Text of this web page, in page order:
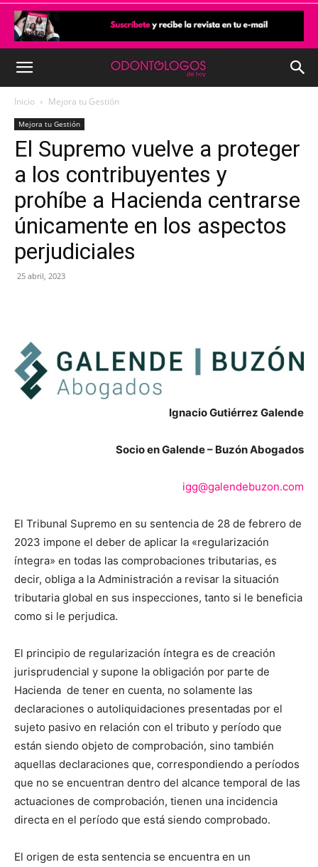
Inicio Mejora tu Gestión
Mejora tu Gestión
El Supremo vuelve a proteger
a los contribuyentes y
prohíbe a Hacienda centrarse
únicamente en los aspectos
perjudiciales
25 abril, 2023
Ignacio Gutiérrez Galende
Socio en Galende – Buzón Abogados
igg@galendebuzon.com
El Tribunal Supremo en su sentencia de 28 de febrero de
2023 impone el deber de aplicar la «regularización
íntegra» en todas las comprobaciones tributarias, es
decir, obliga a la Administración a revisar la situación
tributaria global en sus inspecciones, tanto si le beneficia
como si le perjudica.
El principio de regularización íntegra es de creación
jurisprudencial y supone la obligación por parte de
Hacienda de tener en cuenta, no solamente las
declaraciones o autoliquidaciones presentadas por el
sujeto pasivo en relación con el tributo y período que
están siendo objeto de comprobación, sino también
aquellas declaraciones que, correspondiendo a períodos
que no se encuentran dentro del alcance temporal de las
actuaciones de comprobación, tienen una incidencia
directa en el período que está siendo comprobado.
El origen de esta sentencia se encuentra en un